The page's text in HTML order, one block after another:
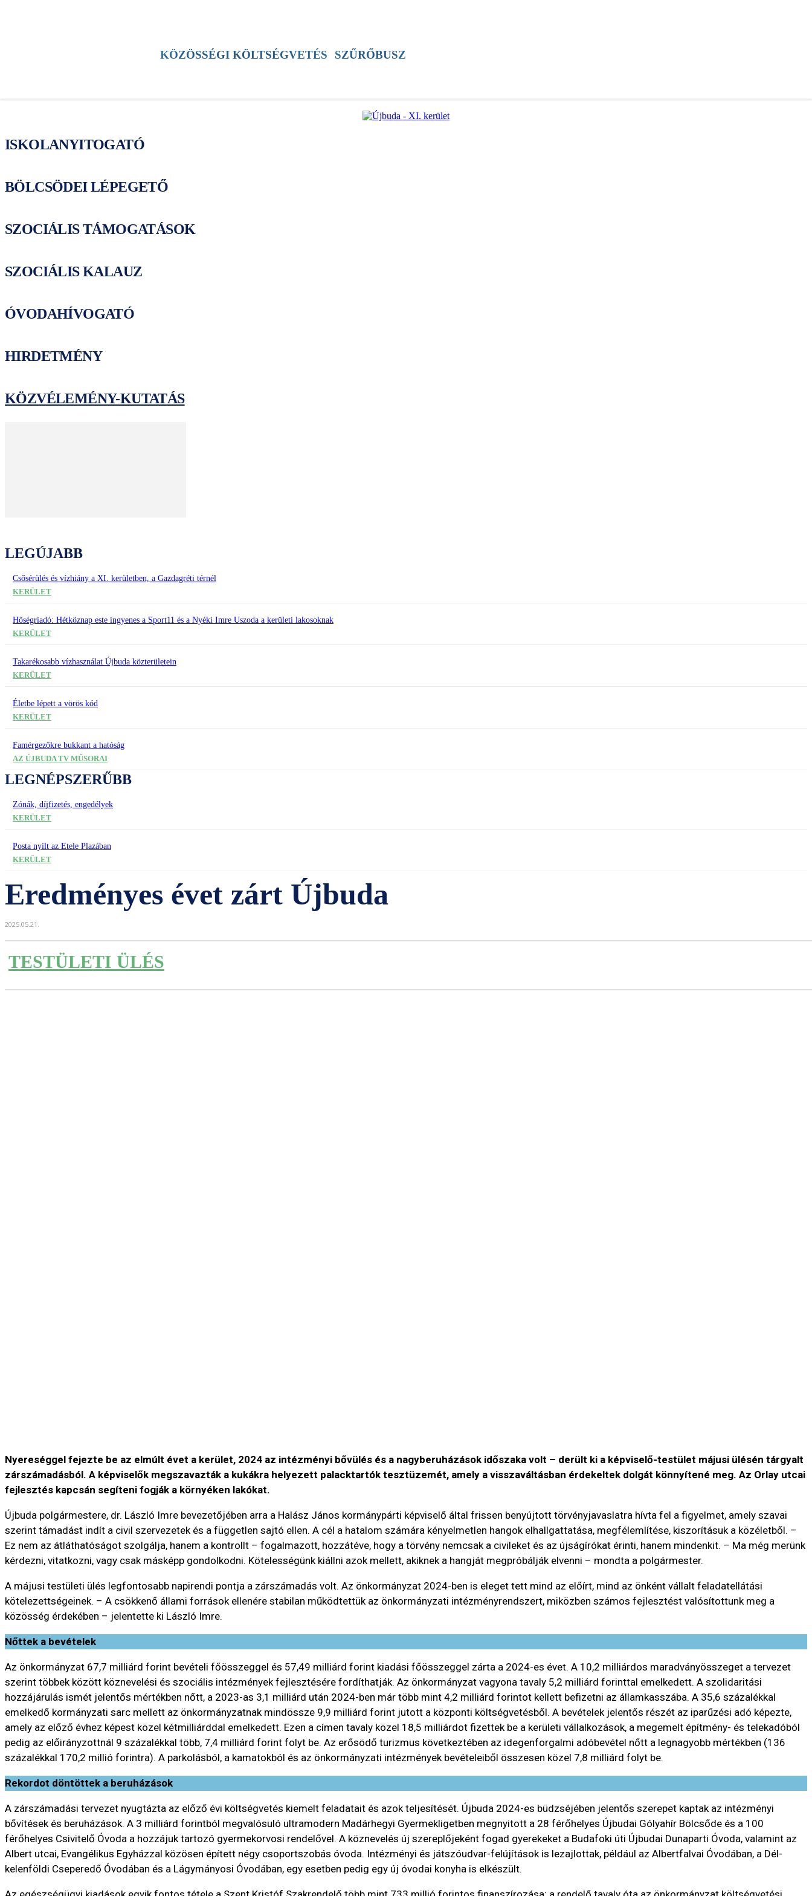
KÖZÖSSÉGI KÖLTSÉGVETÉS SZŰRŐBUSZ
ISKOLANYITOGATÓ
BÖLCSÖDEI LÉPEGETŐ
SZOCIÁLIS TÁMOGATÁSOK
SZOCIÁLIS KALAUZ
ÓVODAHÍVOGATÓ
HIRDETMÉNY
KÖZVÉLEMÉNY-KUTATÁS
LEGÚJABB
Csősérülés és vízhiány a XI. kerületben, a Gazdagréti térnél
KERÜLET
Hőségriadó: Hétköznap este ingyenes a Sport11 és a Nyéki Imre Uszoda a kerületi lakosoknak
KERÜLET
Takarékosabb vízhasználat Újbuda közterületein
KERÜLET
Életbe lépett a vörös kód
KERÜLET
Famérgezőkre bukkant a hatóság
AZ ÚJBUDA TV MŰSORAI
LEGNÉPSZERŰBB
Zónák, díjfizetés, engedélyek
KERÜLET
Posta nyílt az Etele Plazában
KERÜLET
Eredményes évet zárt Újbuda
2025.05.21.
TESTÜLETI ÜLÉS
Nyereséggel fejezte be az elmúlt évet a kerület, 2024 az intézményi bővülés és a nagyberuházások időszaka volt – derült ki a képviselő-testület májusi ülésén tárgyalt
zárszámadásból. A képviselők megszavazták a kukákra helyezett palacktartók tesztüzemét, amely a visszaváltásban érdekeltek dolgát könnyítené meg. Az Orlay utcai
fejlesztés kapcsán segíteni fogják a környéken lakókat.
Újbuda polgármestere, dr. László Imre bevezetőjében arra a Halász János kormánypárti képviselő által frissen benyújtott törvényjavaslatra hívta fel a figyelmet, amely szavai
szerint támadást indít a civil szervezetek és a független sajtó ellen. A cél a hatalom számára kényelmetlen hangok elhallgattatása, megfélemlítése, kiszorításuk a közéletből. –
Ez nem az átláthatóságot szolgálja, hanem a kontrollt – fogalmazott, hozzátéve, hogy a törvény nemcsak a civileket és az újságírókat érinti, hanem mindenkit. – Ma még merünk
kérdezni, vitatkozni, vagy csak másképp gondolkodni. Kötelességünk kiállni azok mellett, akiknek a hangját megpróbálják elvenni – mondta a polgármester.
A májusi testületi ülés legfontosabb napirendi pontja a zárszámadás volt. Az önkormányzat 2024-ben is eleget tett mind az előírt, mind az önként vállalt feladatellátási
kötelezettségeinek. – A csökkenő állami források ellenére stabilan működtettük az önkormányzati intézményrendszert, miközben számos fejlesztést valósítottunk meg a
közösség érdekében – jelentette ki László Imre.
Nőttek a bevételek
Az önkormányzat 67,7 milliárd forint bevételi főösszeggel és 57,49 milliárd forint kiadási főösszeggel zárta a 2024-es évet. A 10,2 milliárdos maradványösszeget a tervezet
szerint többek között köznevelési és szociális intézmények fejlesztésére fordíthatják. Az önkormányzat vagyona tavaly 5,2 milliárd forinttal emelkedett. A szolidaritási
hozzájárulás ismét jelentős mértékben nőtt, a 2023-as 3,1 milliárd után 2024-ben már több mint 4,2 milliárd forintot kellett befizetni az államkasszába. A 35,6 százalékkal
emelkedő kormányzati sarc mellett az önkormányzatnak mindössze 9,9 milliárd forint jutott a központi költségvetésből. A bevételek jelentős részét az iparűzési adó képezte,
amely az előző évhez képest közel kétmilliárddal emelkedett. Ezen a címen tavaly közel 18,5 milliárdot fizettek be a kerületi vállalkozások, a megemelt építmény- és telekadóból
pedig az előirányzottnál 9 százalékkal több, 7,4 milliárd forint folyt be. Az erősödő turizmus következtében az idegenforgalmi adóbevétel nőtt a legnagyobb mértékben (136
százalékkal 170,2 millió forintra). A parkolásból, a kamatokból és az önkormányzati intézmények bevételeiből összesen közel 7,8 milliárd folyt be.
Rekordot döntöttek a beruházások
A zárszámadási tervezet nyugtázta az előző évi költségvetés kiemelt feladatait és azok teljesítését. Újbuda 2024-es büdzséjében jelentős szerepet kaptak az intézményi
bővítések és beruházások. A 3 milliárd forintból megvalósuló ultramodern Madárhegyi Gyermekligetben megnyitott a 28 férőhelyes Újbudai Gólyahír Bölcsőde és a 100
férőhelyes Csivitelő Óvoda a hozzájuk tartozó gyermekorvosi rendelővel. A köznevelés új szereplőjeként fogad gyerekeket a Budafoki úti Újbudai Dunaparti Óvoda, valamint az
Albert utcai, Evangélikus Egyházzal közösen épített négy csoportszobás óvoda. Intézményi és játszóudvar-felújítások is lezajlottak, például az Albertfalvai Óvodában, a Dél-
kelenföldi Cseperedő Óvodában és a Lágymányosi Óvodában, egy esetben pedig egy új óvodai konyha is elkészült.